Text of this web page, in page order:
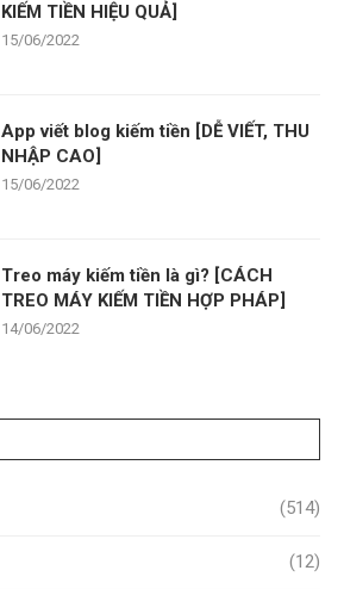
KIẾM TIỀN HIỆU QUẢ]
15/06/2022
App viết blog kiếm tiền [DỄ VIẾT, THU
NHẬP CAO]
15/06/2022
Treo máy kiếm tiền là gì? [CÁCH
TREO MÁY KIẾM TIỀN HỢP PHÁP]
14/06/2022
(514)
(12)